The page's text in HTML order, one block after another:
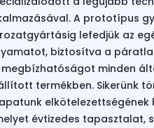
A prototípus
lefedjük az
biztosítva a
megbízhatóságot minden
termékben. Sikerünk
elkötelezettségének
évtizedes tapasztalat,